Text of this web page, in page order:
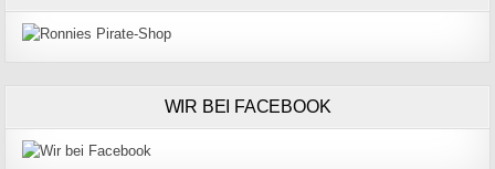
WIR BEI FACEBOOK